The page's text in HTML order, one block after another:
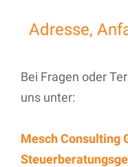
Adresse,
Bei Fragen oder
uns unter:
Mesch Consulting